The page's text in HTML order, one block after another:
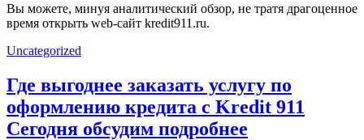
Вы можете, минуя аналитический обзор, не тратя драгоценное
время открыть web-сайт kredit911.ru.
Uncategorized
Где выгоднее заказать услугу по
оформлению кредита с Kredit 911
Сегодня обсудим подробнее